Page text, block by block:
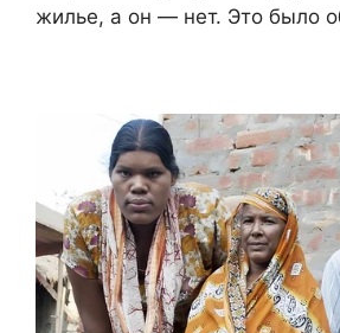
жилье, а он — нет. Это было